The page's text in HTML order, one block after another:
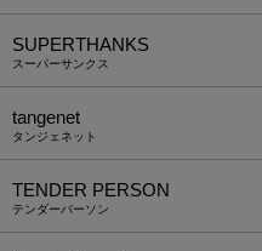
SUPERTHANKS
スーパーサンクス
tangenet
タンジェネット
TENDER PERSON
テンダーパーソン